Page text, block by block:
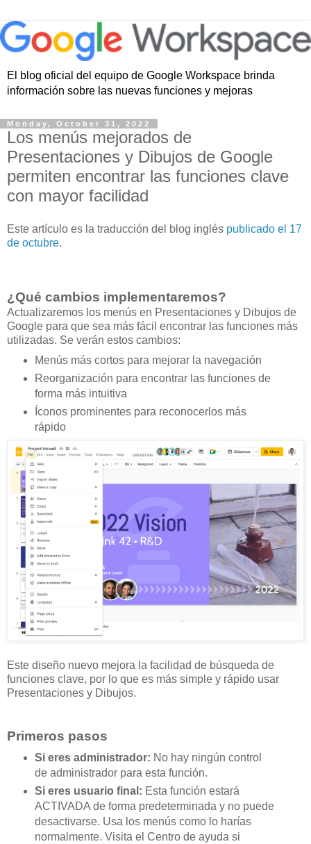
El blog oficial del equipo de Google Workspace brinda
información sobre las nuevas funciones y mejoras
Monday, October 31, 2022
Los menús mejorados de
Presentaciones y Dibujos de Google
permiten encontrar las funciones clave
con mayor facilidad
Este artículo es la traducción del blog inglés publicado el 17
de octubre.
¿Qué cambios implementaremos?
Actualizaremos los menús en Presentaciones y Dibujos de
Google para que sea más fácil encontrar las funciones más
utilizadas. Se verán estos cambios:
Menús más cortos para mejorar la navegación
Reorganización para encontrar las funciones de
forma más intuitiva
Íconos prominentes para reconocerlos más
rápido
Este diseño nuevo mejora la facilidad de búsqueda de
funciones clave, por lo que es más simple y rápido usar
Presentaciones y Dibujos.
Primeros pasos
Si eres administrador: No hay ningún control
de administrador para esta función.
Si eres usuario final: Esta función estará
ACTIVADA de forma predeterminada y no puede
desactivarse. Usa los menús como lo harías
normalmente. Visita el Centro de ayuda si